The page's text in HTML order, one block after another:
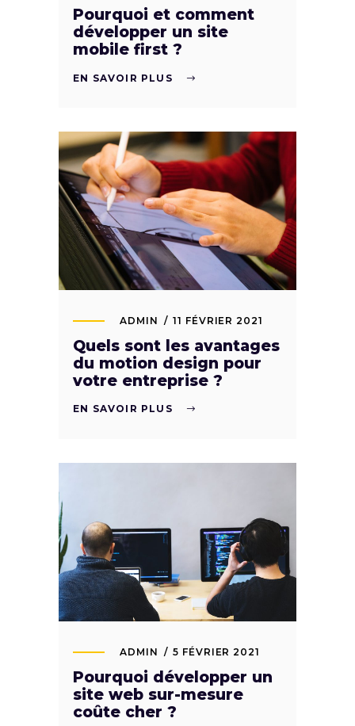
Pourquoi et comment
développer un site
mobile first ?
EN SAVOIR PLUS
ADMIN 11 FÉVRIER 2021
Quels sont les avantages
du motion design pour
votre entreprise ?
EN SAVOIR PLUS
ADMIN 5 FÉVRIER 2021
Pourquoi développer un
site web sur-mesure
coûte cher ?